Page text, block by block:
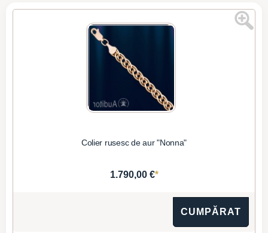
Colier rusesc de aur "Nonna"
1.790,00 €*
CUMPĂRAT